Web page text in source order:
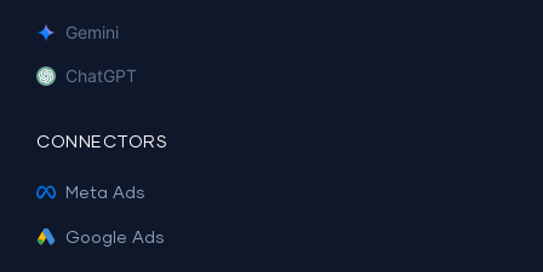
Gemini
ChatGPT
CONNECTORS
Meta Ads
Google Ads